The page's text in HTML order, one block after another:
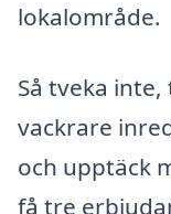
lokalområde.
Så tveka
vackrare
och upptäck
få tre